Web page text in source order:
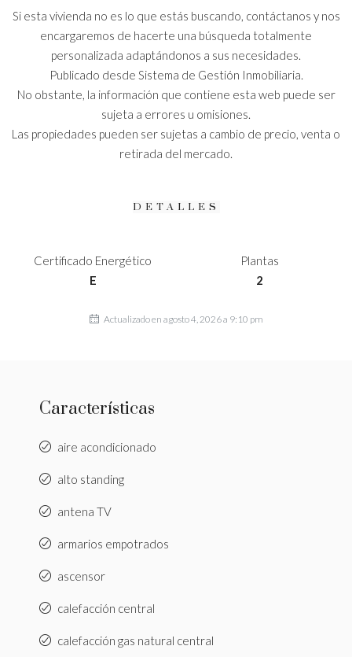
Si esta vivienda no es lo que estás buscando, contáctanos y nos
encargaremos de hacerte una búsqueda totalmente
personalizada adaptándonos a sus necesidades.
Publicado desde Sistema de Gestión Inmobiliaria.
No obstante, la información que contiene esta web puede ser
sujeta a errores u omisiones.
Las propiedades pueden ser sujetas a cambio de precio, venta o
retirada del mercado.
DETALLES
Certificado Energético
E
Plantas
2
Actualizado en agosto 4, 2026 a 9:10 pm
Características
aire acondicionado
alto standing
antena TV
armarios empotrados
ascensor
calefacción central
calefacción gas natural central